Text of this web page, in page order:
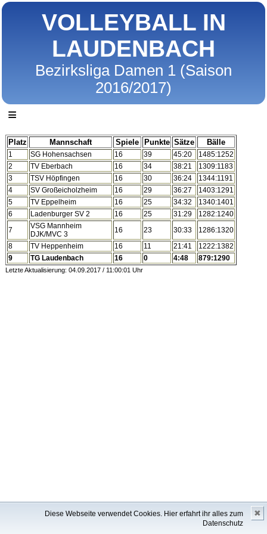
Diese Webseite verwendet Cookies. Hier erfahrt ihr alles zum
Datenschutz
✖
VOLLEYBALL IN
LAUDENBACH
Bezirksliga Damen 1 (Saison
2016/2017)
≡
Platz Mannschaft Spiele Punkte Sätze Bälle
1 SG Hohensachsen 16 39 45:20
1485:1252
2
TV Eberbach 16 34 38:21
1309:1183
3
TSV Höpfingen 16 30 36:24
1344:1191
4
SV Großeicholzheim 16 29 36:27
1403:1291
5
TV Eppelheim 16 25 34:32
1340:1401
6
Ladenburger SV 2 16 25 31:29
1282:1240
7
VSG Mannheim
DJK/MVC 3
16 23 30:33
1286:1320
8
TV Heppenheim 16 11 21:41
1222:1382
9
TG Laudenbach 16 0 4:48 879:1290
Letzte Aktualisierung: 04.09.2017 / 11:00:01 Uhr